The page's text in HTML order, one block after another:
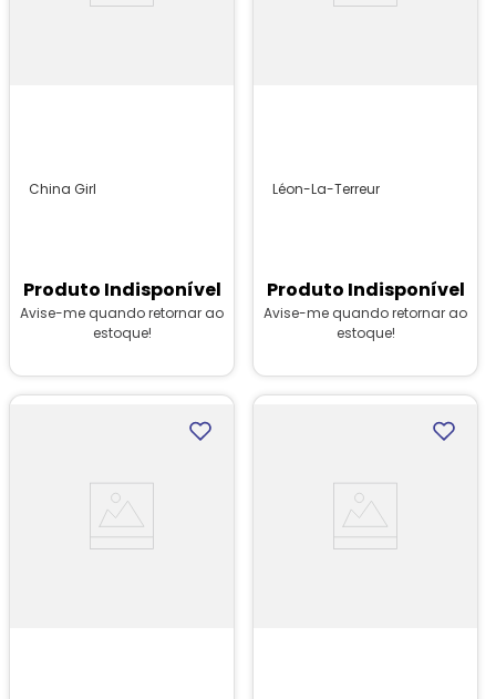
China Girl
Produto Indisponível
Avise-me quando retornar ao
estoque!
Léon-La-Terreur
Produto Indisponível
Avise-me quando retornar ao
estoque!